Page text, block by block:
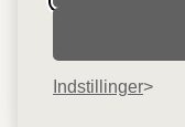
Indstillinger